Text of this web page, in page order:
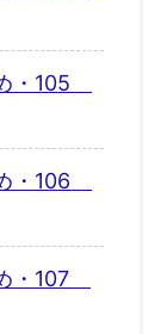
・105
・106
・107